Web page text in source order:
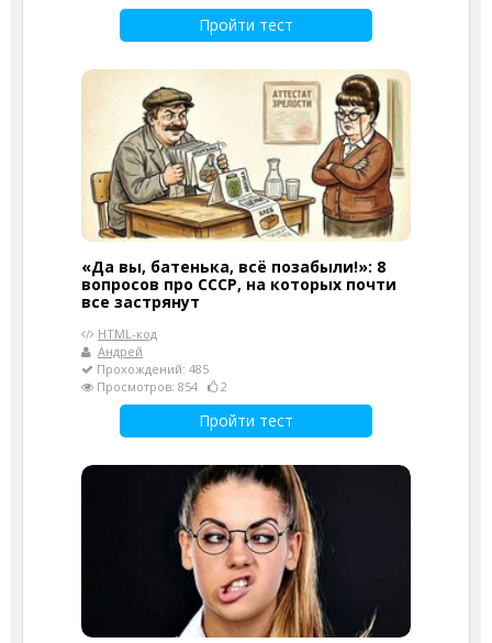
Пройти тест
«Да вы, батенька, всё позабыли!»: 8
вопросов про СССР, на которых почти
все застрянут
HTML-код
Андрей
Прохождений: 485
Просмотров: 854
2
Пройти тест